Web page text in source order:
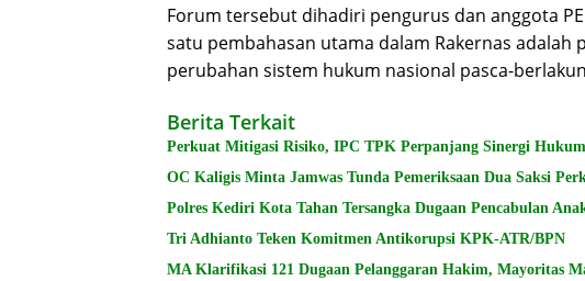
Forum tersebut dihadiri pengurus dan anggota
satu pembahasan utama dalam Rakernas adalah
perubahan sistem hukum nasional pasca-
Berita Terkait
Perkuat Mitigasi Risiko, IPC TPK Perpanjang Sinergi
OC Kaligis Minta Jamwas Tunda Pemeriksaan Dua Saksi
Polres Kediri Kota Tahan Tersangka Dugaan Pencabulan
Tri Adhianto Teken Komitmen Antikorupsi KPK-ATR/BPN
MA Klarifikasi 121 Dugaan Pelanggaran Hakim, Mayoritas